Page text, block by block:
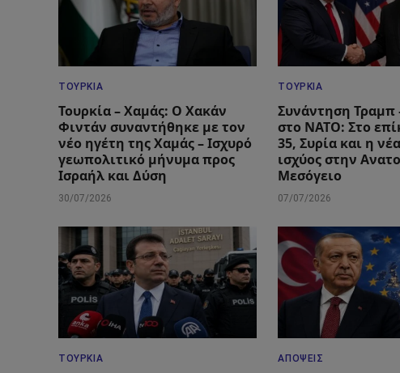
ΤΟΥΡΚΊΑ
Τουρκία – Χαμάς: Ο Χακάν
Φιντάν συναντήθηκε με τον
νέο ηγέτη της Χαμάς – Ισχυρό
γεωπολιτικό μήνυμα προς
Ισραήλ και Δύση
30/07/2026
ΤΟΥΡΚΊΑ
Συνάντηση Τραμπ
στο ΝΑΤΟ: Στο
35, Συρία και η
ισχύος στην
Μεσόγειο
07/07/2026
ΤΟΥΡΚΊΑ ΑΠΌΨΕΙΣ